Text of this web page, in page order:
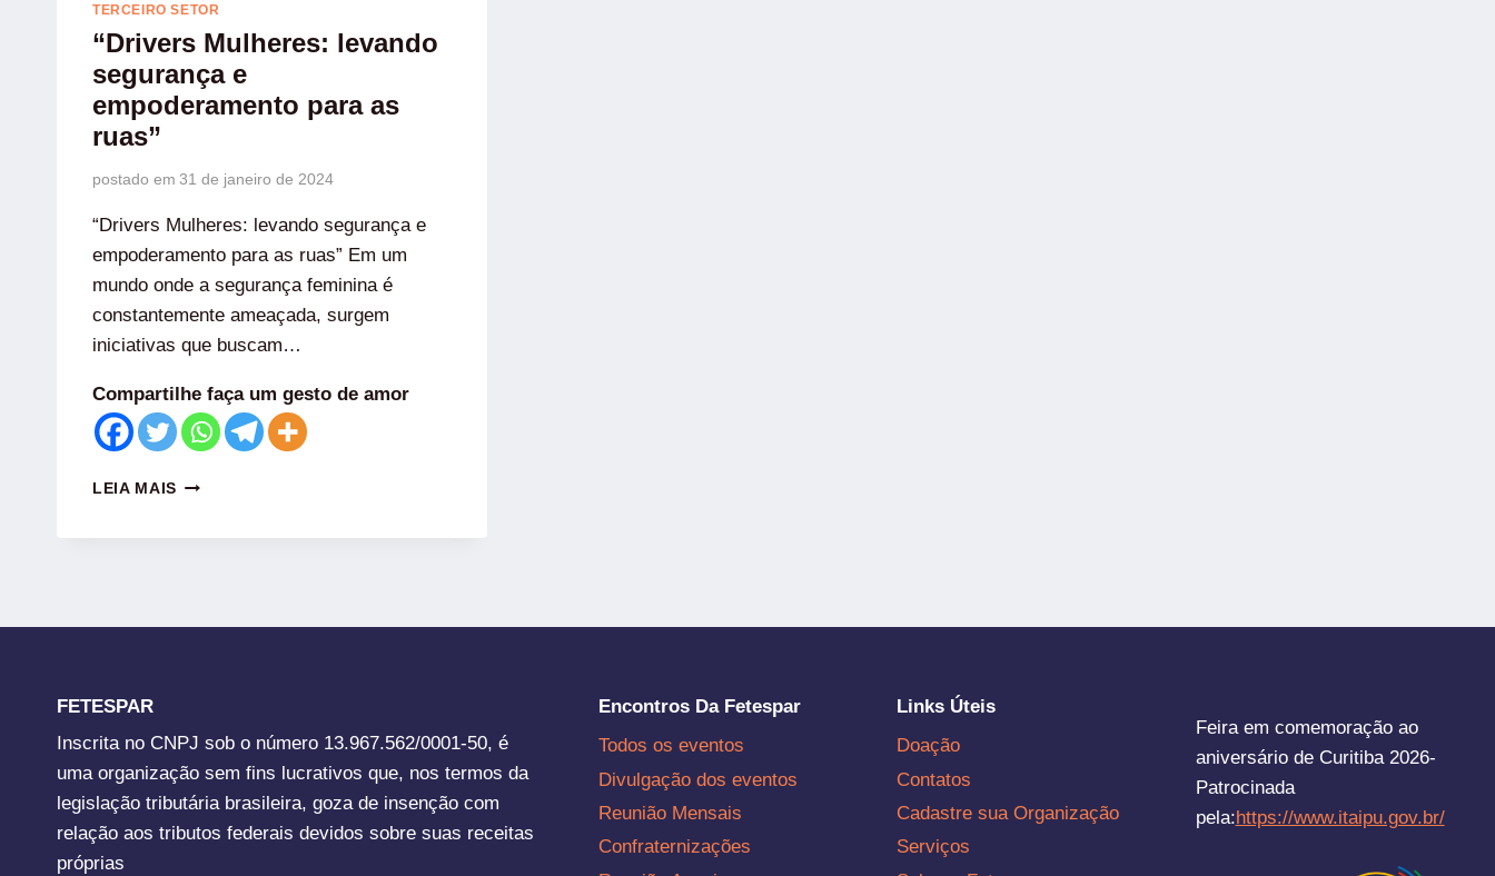
TERCEIRO SETOR
“Drivers Mulheres: levando
segurança e
empoderamento para as
ruas”
postado em 31 de janeiro de 2024
“Drivers Mulheres: levando segurança e
empoderamento para as ruas” Em um
mundo onde a segurança feminina é
constantemente ameaçada, surgem
iniciativas que buscam…
Compartilhe faça um gesto de amor
LEIA MAIS
FETESPAR
Inscrita no CNPJ sob o número 13.967.562/0001-50, é
uma organização sem fins lucrativos que, nos termos da
legislação tributária brasileira, goza de insenção com
relação aos tributos federais devidos sobre suas receitas
próprias
Encontros Da Fetespar
Todos os eventos
Divulgação dos eventos
Reunião Mensais
Confraternizações
Links Úteis
Doação
Contatos
Cadastre sua Organização
Serviços
Feira em comemoração ao
aniversário de Curitiba 2026-
Patrocinada
pela:https://www.itaipu.gov.br/